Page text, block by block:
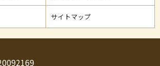
サイトマップ